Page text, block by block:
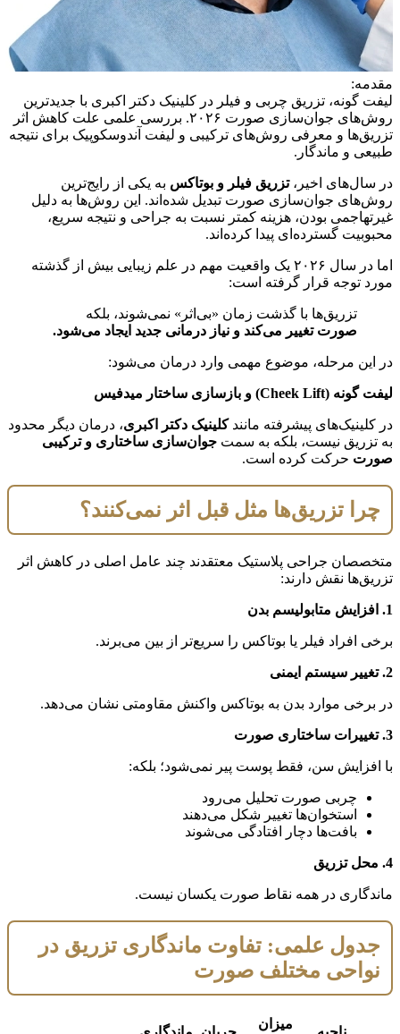
مقدمه:
لیفت گونه، تزریق چربی و فیلر در کلینیک دکتر اکبری با جدیدترین
روش‌های جوان‌سازی صورت ۲۰۲۶. بررسی علمی علت کاهش اثر
تزریق‌ها و معرفی روش‌های ترکیبی و لیفت آندوسکوپیک برای نتیجه
طبیعی و ماندگار.
در سال‌های اخیر،تزریق فیلر و بوتاکس به یکی از رایج‌ترین
روش‌های جوان‌سازی صورت تبدیل شده‌اند. این روش‌ها به دلیل
غیرتهاجمی بودن، هزینه کمتر نسبت به جراحی و نتیجه سریع،
محبوبیت گسترده‌ای پیدا کرده‌اند.
اما در سال ۲۰۲۶ یک واقعیت مهم در علم زیبایی بیش از گذشته
مورد توجه قرار گرفته است:
تزریق‌ها با گذشت زمان «بی‌اثر» نمی‌شوند، بلکه
صورت تغییر می‌کند و نیاز درمانی جدید ایجاد می‌شود.
در این مرحله، موضوع مهمی وارد درمان می‌شود:
لیفت گونه (Cheek Lift) و بازسازی ساختار میدفیس
در کلینیک‌های پیشرفته مانندکلینیک دکتر اکبری، درمان دیگر محدود
به تزریق نیست، بلکه به سمت جوان‌سازی ساختاری و ترکیبی
صورت حرکت کرده است.
چرا تزریق‌ها مثل قبل اثر نمی‌کنند؟
متخصصان جراحی پلاستیک معتقدند چند عامل اصلی در کاهش اثر
تزریق‌ها نقش دارند:
1. افزایش متابولیسم بدن
برخی افراد فیلر یا بوتاکس را سریع‌تر از بین می‌برند.
2. تغییر سیستم ایمنی
در برخی موارد بدن به بوتاکس واکنش مقاومتی نشان می‌دهد.
3. تغییرات ساختاری صورت
با افزایش سن، فقط پوست پیر نمی‌شود؛ بلکه:
چربی صورت تحلیل می‌رود
استخوان‌ها تغییر شکل می‌دهند
بافت‌ها دچار افتادگی می‌شوند
4. محل تزریق
ماندگاری در همه نقاط صورت یکسان نیست.
جدول علمی: تفاوت ماندگاری تزریق در
نواحی مختلف صورت
میزان